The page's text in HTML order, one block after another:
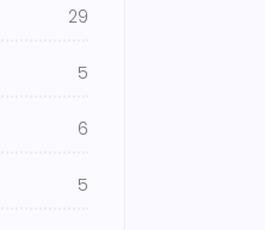
29
5
6
5